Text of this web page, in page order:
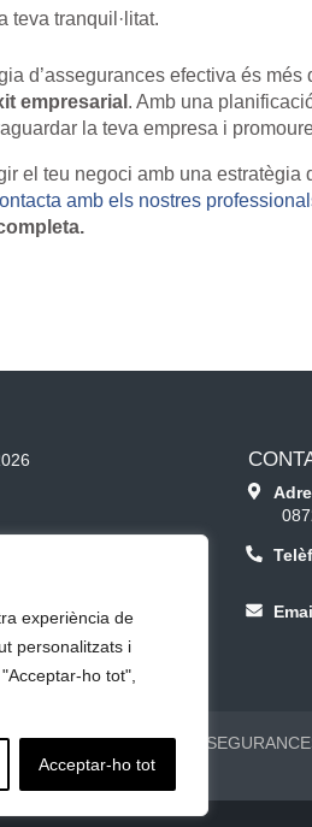
experiència de
personalitzats i
ho tot",
Acceptar-ho tot
teva tranquil·litat.
d’assegurances efectiva és
empresarial . Amb una
la teva empresa i
el teu negoci amb una
amb els nostres
AGÈNCIA ALLIANZ